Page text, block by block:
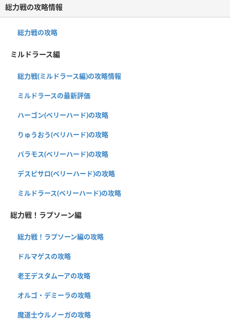
総力戦の攻略情報
総力戦の攻略
ミルドラース編
総力戦(ミルドラース編)の攻略情報
ミルドラースの最新評価
ハーゴン(ベリーハード)の攻略
りゅうおう(ベリハード)の攻略
バラモス(ベリーハード)の攻略
デスピサロ(ベリーハード)の攻略
ミルドラース(ベリーハード)の攻略
総力戦！ラプソーン編
総力戦！ラプソーン編の攻略
ドルマゲスの攻略
老王デスタムーアの攻略
オルゴ・デミーラの攻略
魔道士ウルノーガの攻略